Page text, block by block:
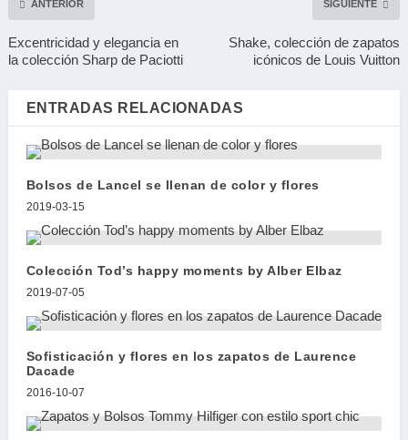
ANTERIOR
Excentricidad y elegancia en
la colección Sharp de Paciotti
SIGUIENTE
Shake, colección de zapatos
icónicos de Louis Vuitton
ENTRADAS RELACIONADAS
Bolsos de Lancel se llenan de color y flores
2019-03-15
Colección Tod’s happy moments by Alber Elbaz
2019-07-05
Sofisticación y flores en los zapatos de Laurence
Dacade
2016-10-07